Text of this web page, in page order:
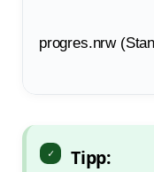
progres.nrw
Tipp: